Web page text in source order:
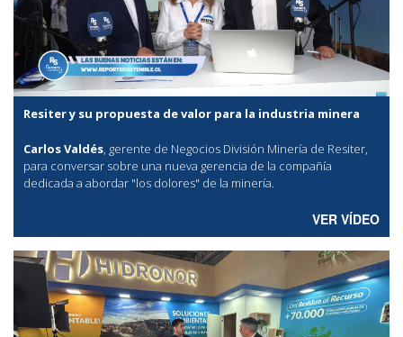
Resiter y su propuesta de valor para la industria minera
Carlos Valdés, gerente de Negocios División Minería de Resiter,
para conversar sobre una nueva gerencia de la compañía
dedicada a abordar "los dolores" de la minería.
VER VÍDEO